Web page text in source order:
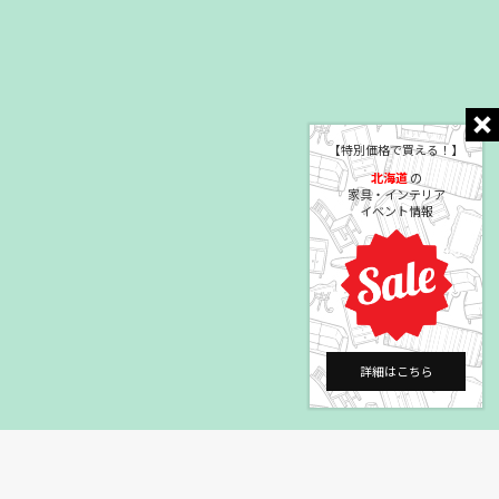
【特別価格で買える！】
北海道の
家具・インテリア
イベント情報
詳細はこちら